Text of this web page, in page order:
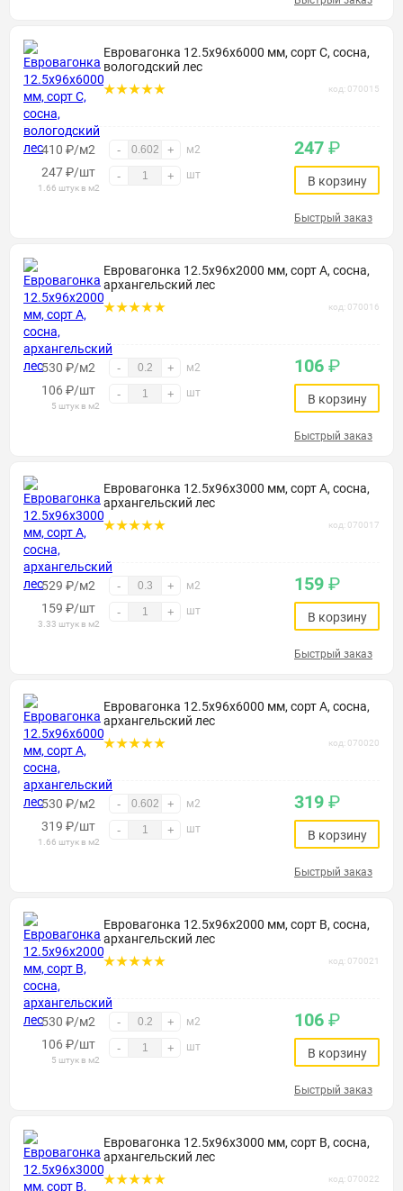
Евровагонка 12.5х96х6000 мм, сорт С, сосна,
вологодский лес
код: 070015
410 ₽/м2 - + м2
247₽/шт
1.66 штук в м2
- + шт
247 ₽
В корзину
Быстрый заказ
Евровагонка 12.5х96х2000 мм, сорт А, сосна,
архангельский лес
код: 070016
530 ₽/м2 - + м2
106 ₽/шт
5 штук в м2
- + шт
106 ₽
В корзину
Быстрый заказ
Евровагонка 12.5х96х3000 мм, сорт А, сосна,
архангельский лес
код: 070017
529 ₽/м2 - + м2
159 ₽/шт
3.33 штук в м2
- + шт
159 ₽
В корзину
Быстрый заказ
Евровагонка 12.5х96х6000 мм, сорт А, сосна,
архангельский лес
код: 070020
530 ₽/м2 - + м2
319 ₽/шт
1.66 штук в м2
- + шт
319 ₽
В корзину
Быстрый заказ
Евровагонка 12.5х96х2000 мм, сорт В, сосна,
архангельский лес
код: 070021
530 ₽/м2 - + м2
106 ₽/шт
5 штук в м2
- + шт
106 ₽
В корзину
Быстрый заказ
Евровагонка 12.5х96х3000 мм, сорт В, сосна,
архангельский лес
код: 070022